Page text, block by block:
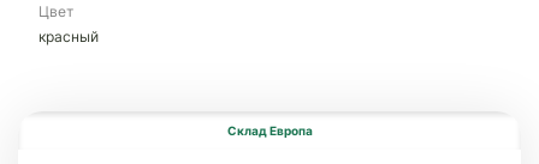
Цвет
красный
Склад Европа